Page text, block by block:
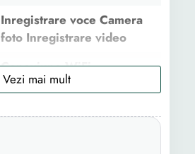
Inregistrare voce Camera
foto Inregistrare video
Conexiune WiFi
Acumulator: LI-ion
la USB Inregistrare in bucla